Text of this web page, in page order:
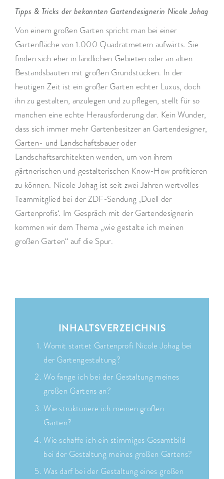
Tipps & Tricks der bekannten Gartendesignerin Nicole Johag
Von einem großen Garten spricht man bei einer
Gartenfläche von 1.000 Quadratmetern aufwärts. Sie
finden sich eher in ländlichen Gebieten oder an alten
Bestandsbauten mit großen Grundstücken. In der
heutigen Zeit ist ein großer Garten echter Luxus, doch
ihn zu gestalten, anzulegen und zu pflegen, stellt für so
manchen eine echte Herausforderung dar. Kein Wunder,
dass sich immer mehr Gartenbesitzer an Gartendesigner,
Garten- und Landschaftsbaueroder
Landschaftsarchitekten wenden, um von ihrem
gärtnerischen und gestalterischen Know-How profitieren
zu können. Nicole Johag ist seit zwei Jahren wertvolles
Teammitglied bei der ZDF-Sendung ‚Duell der
Gartenprofis‘. Im Gespräch mit der Gartendesignerin
kommen wir dem Thema „wie gestalte ich meinen
großen Garten“ auf die Spur.
INHALTSVERZEICHNIS
Womit startet Gartenprofi Nicole Johag bei
der Gartengestaltung?
Wo fange ich bei der Gestaltung meines
großen Gartens an?
Wie strukturiere ich meinen großen
Garten?
Wie schaffe ich ein stimmiges Gesamtbild
bei der Gestaltung meines großen Gartens?
Was darf bei der Gestaltung eines großen